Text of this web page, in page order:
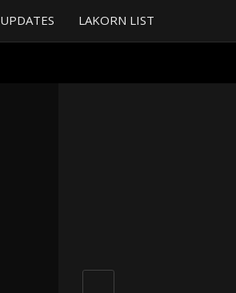
UPDATES LAKORN LIST